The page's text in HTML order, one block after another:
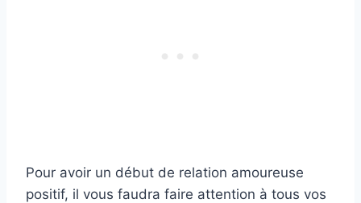
Pour avoir un début de relation amoureuse
positif, il vous faudra faire attention à tous vos